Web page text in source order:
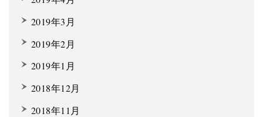
2019年3月
2019年2月
2019年1月
2018年12月
2018年11月